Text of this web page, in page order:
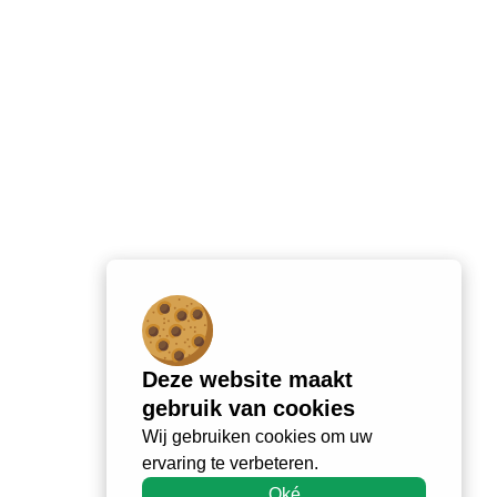
Deze website maakt
gebruik van cookies
Wij gebruiken cookies om uw
ervaring te verbeteren.